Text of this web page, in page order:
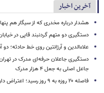
آخرین اخبار
هشدار درباره مخدری که از سیگار هم
دستگیری دو متهم گردنبند قاپی در
علاءالدین و آرژانتین روی خط حادثه؛
دستگیری جاعلان حرفه‌ای مدرک در
جاعل اصلی به جعل ۴ هزار مدرک
فاصله ۲۰ روزه به ۹ روز رسید؛ اعتراض داوطلبان کنکور ۱۴۰۵ به نابرابری آموزشی